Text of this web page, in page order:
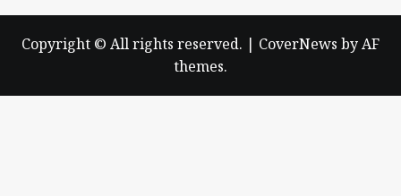
Copyright © All rights reserved. | CoverNews by AF
themes.